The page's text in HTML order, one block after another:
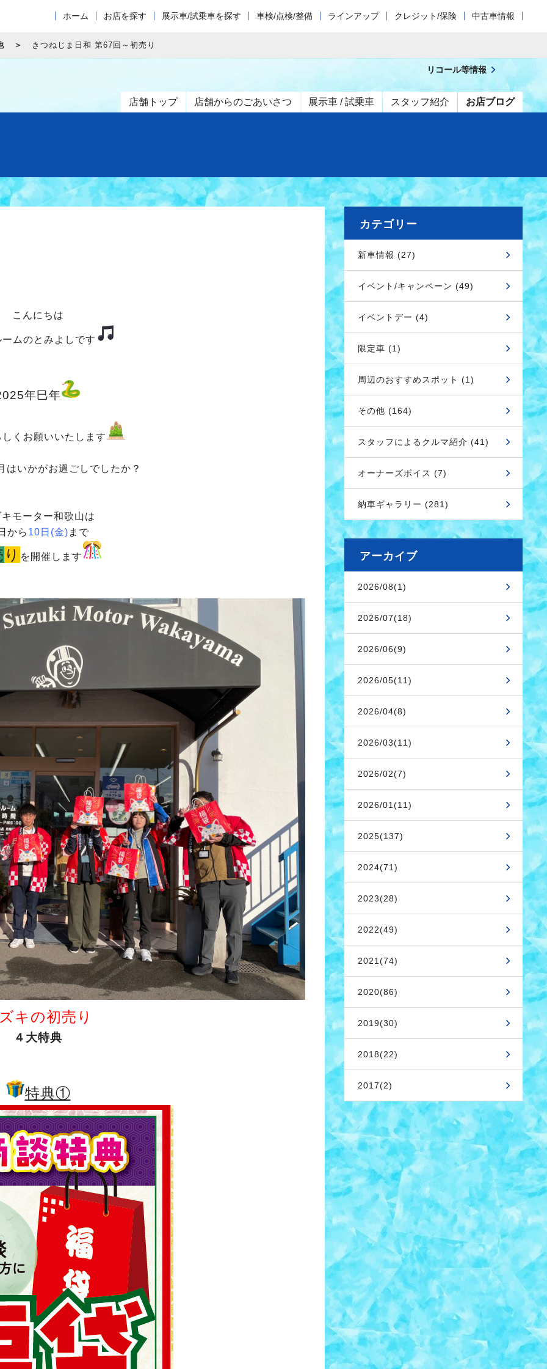
ホーム お店を探す 展示車/試乗車を探す 車検/点検/整備 ラインアップ クレジット/保険 中古車情報
きつねじま日和 第67回～初売り
店舗トップ 店舗からのごあいさつ 展示車 / 試乗車 スタッフ紹介 お店ブログ
リコール等情報
こんにちは
ムのとみよしです
年巳年
くお願いいたします
はいかがお過ごしでしたか？
モーター和歌山は
から 10日(金) まで
り を開催します
キの初売り
４大特典
特典①
カテゴリー
新車情報 (27)
イベント/キャンペーン (49)
イベントデー (4)
限定車 (1)
周辺のおすすめスポット (1)
その他 (164)
スタッフによるクルマ紹介 (41)
オーナーズボイス (7)
納車ギャラリー (281)
アーカイブ
2026/08(1)
2026/07(18)
2026/06(9)
2026/05(11)
2026/04(8)
2026/03(11)
2026/02(7)
2026/01(11)
2025(137)
2024(71)
2023(28)
2022(49)
2021(74)
2020(86)
2019(30)
2018(22)
2017(2)